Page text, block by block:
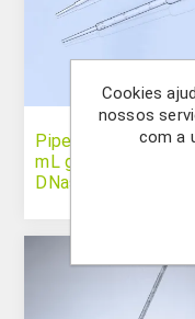
Pipetas Pasteur PE
mL graduadas sem
DNase/RNase
Cookies
nossos
com a